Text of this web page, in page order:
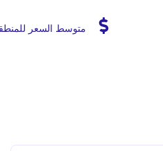
متوسط السعر